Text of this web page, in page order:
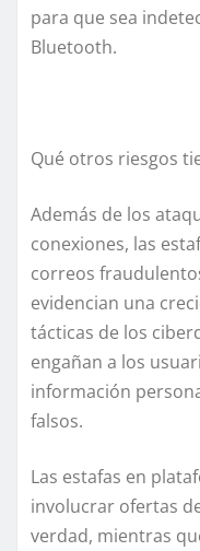
para que sea
Bluetooth.
Qué otros riesgos
Además de los
conexiones, las
correos
evidencian una
tácticas de los
engañan a los
información
falsos.
Las estafas en
involucrar ofertas
verdad, mientras